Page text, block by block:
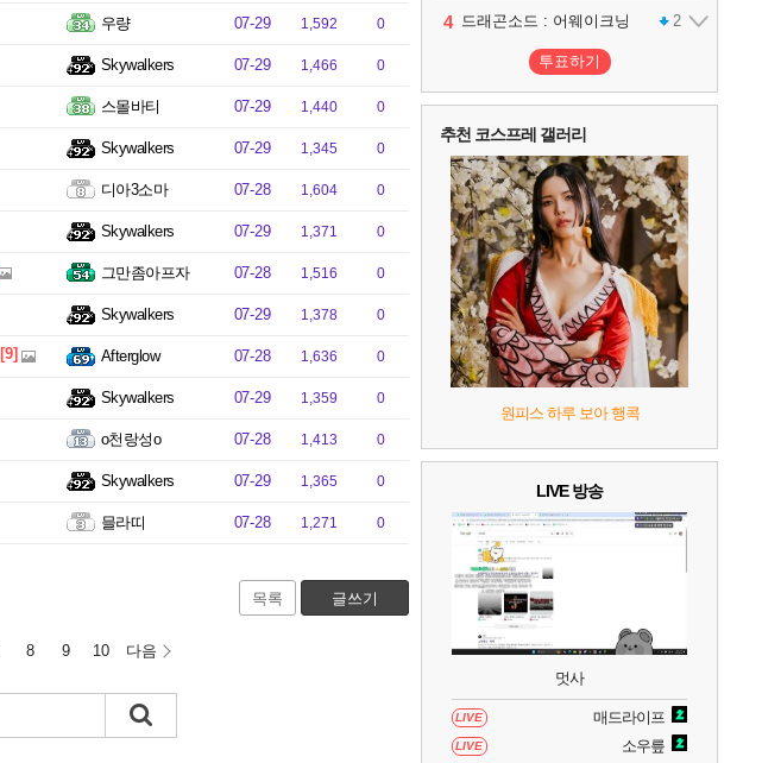
우량 07-29 1,592 0
Skywalkers 07-29 1,466 0
스몰바티 07-29 1,440 0
Skywalkers 07-29 1,345 0
디아3소마 07-28 1,604 0
Skywalkers 07-29 1,371 0
그만좀아프자 07-28 1,516 0
Skywalkers 07-29 1,378 0
[9] Afterglow 07-28 1,636 0
Skywalkers 07-29 1,359 0
o천랑성o 07-28 1,413 0
Skywalkers 07-29 1,365 0
믈라띠 07-28 1,271 0
목록 글쓰기
8 9 10 다음
1 팰월드
2 1
3 프로야구스피리츠2026 2
4 드래곤소드 : 어웨이크닝 2
6 그랑블루 판타지 리링크 - 엔드리스 라그나로크 1
7 리듬 천국 미라클 스타즈 2
8 헤일로: 캠페인 이볼브드 2
9 캡틴 츠바사 2 월드 파이터즈
10 레고 배트맨: 레거시 오브 더 다크 나이트
투표하기
추천 코스프레 갤러리
원피스 하루 보아 행콕
LIVE 방송
멋사
LIVE 매드라이프
LIVE 소우릎